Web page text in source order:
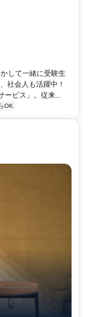
して一緒に受験生
社会人も活躍中！
ビス」。従来...
OK